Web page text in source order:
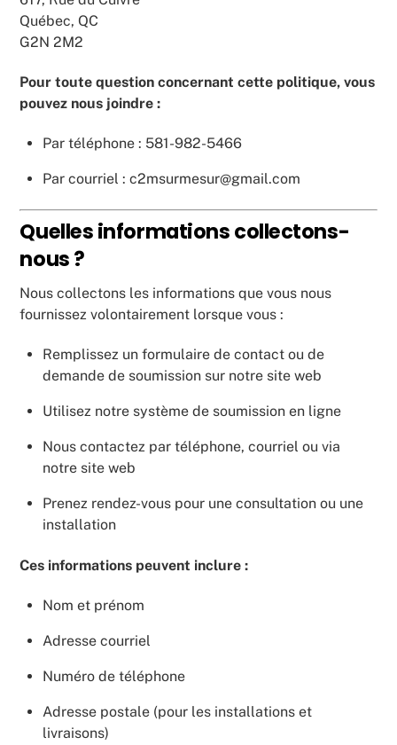
Québec, QC
G2N 2M2
Pour toute question concernant cette politique, vous
pouvez nous joindre :
Par téléphone : 581-982-5466
Par courriel : c2msurmesur@gmail.com
Quelles informations collectons-
nous ?
Nous collectons les informations que vous nous
fournissez volontairement lorsque vous :
Remplissez un formulaire de contact ou de
demande de soumission sur notre site web
Utilisez notre système de soumission en ligne
Nous contactez par téléphone, courriel ou via
notre site web
Prenez rendez-vous pour une consultation ou une
installation
Ces informations peuvent inclure :
Nom et prénom
Adresse courriel
Numéro de téléphone
Adresse postale (pour les installations et
livraisons)